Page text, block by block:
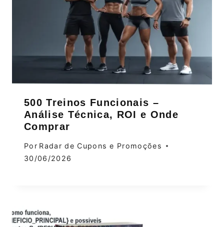
500 Treinos Funcionais –
Análise Técnica, ROI e Onde
Comprar
Por Radar de Cupons e Promoções
30/06/2026